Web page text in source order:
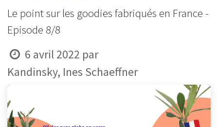
Le point sur les goodies fabriqués en France -
Episode 8/8
6 avril 2022 par
Kandinsky, Ines Schaeffner